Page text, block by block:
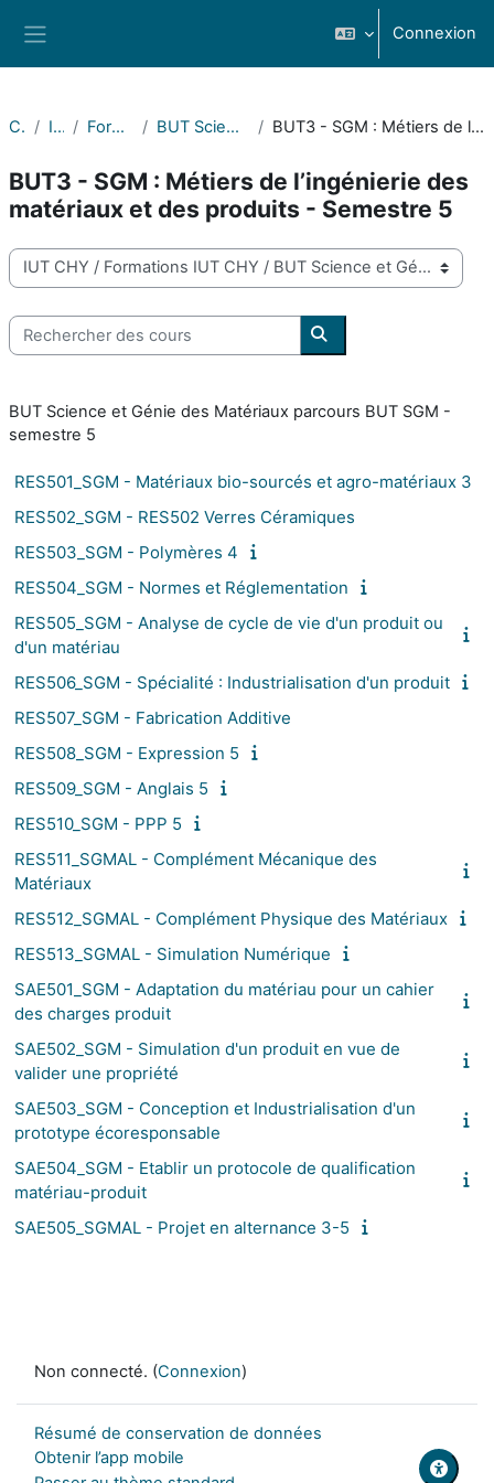
Connexion
Cours IUT CHY Formations IUT CHY BUT Science et Génie des Matériaux BUT3 - SGM : Métiers de l’ingénierie des matériaux et des produits - Semestre 5
BUT3 - SGM : Métiers de l’ingénierie des
matériaux et des produits - Semestre 5
Catégories de cours
Rechercher des cours
Rechercher des cours
BUT Science et Génie des Matériaux parcours BUT SGM -
semestre 5
RES501_SGM - Matériaux bio-sourcés et agro-matériaux 3
RES502_SGM - RES502 Verres Céramiques
RES503_SGM - Polymères 4
RES504_SGM - Normes et Réglementation
RES505_SGM - Analyse de cycle de vie d'un produit ou
d'un matériau
RES506_SGM - Spécialité : Industrialisation d'un produit
RES507_SGM - Fabrication Additive
RES508_SGM - Expression 5
RES509_SGM - Anglais 5
RES510_SGM - PPP 5
RES511_SGMAL - Complément Mécanique des
Matériaux
RES512_SGMAL - Complément Physique des Matériaux
RES513_SGMAL - Simulation Numérique
SAE501_SGM - Adaptation du matériau pour un cahier
des charges produit
SAE502_SGM - Simulation d'un produit en vue de
valider une propriété
SAE503_SGM - Conception et Industrialisation d'un
prototype écoresponsable
SAE504_SGM - Etablir un protocole de qualification
matériau-produit
SAE505_SGMAL - Projet en alternance 3-5
Non connecté. (Connexion)
Résumé de conservation de données
Obtenir l’app mobile